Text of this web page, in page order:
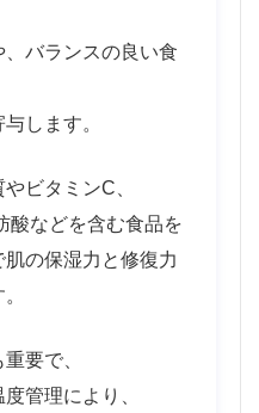
バランスの良い食
します。
ビタミンC、
酸などを含む食品を
の保湿力と修復力
要で、
管理により、